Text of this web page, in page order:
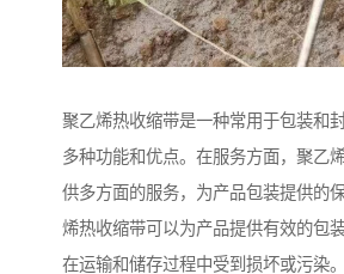
聚乙烯热收缩带是一种常用于包装和
多种功能和优点。在服务方面，聚乙
供多方面的服务，为产品包装提供的
烯热收缩带可以为产品提供有效的包
在运输和储存过程中受到损坏或污染